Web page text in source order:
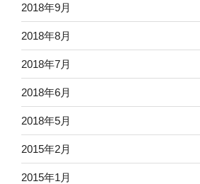
2018年9月
2018年8月
2018年7月
2018年6月
2018年5月
2015年2月
2015年1月